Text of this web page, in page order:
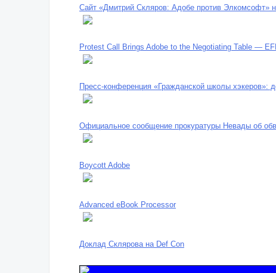
Сайт «Дмитрий Скляров: Адобе против Элкомсофт»
Protest Call Brings Adobe to the Negotiating Table —
Пресс-конференция «Гражданской школы
Официальное сообщение прокуратуры Невады об
Boycott Adobe
Advanced eBook Processor
Доклад Склярова на Def Con